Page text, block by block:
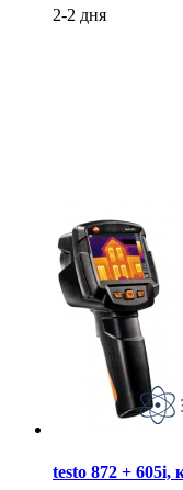
2-2 дня
testo 872 + 605i,